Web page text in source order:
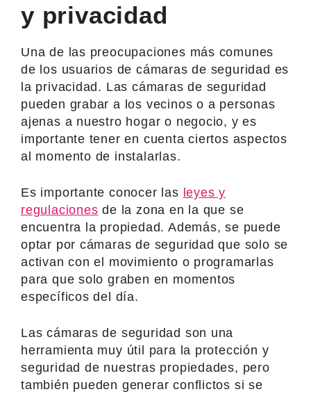
y privacidad
Una de las preocupaciones más comunes
de los usuarios de cámaras de seguridad es
la privacidad. Las cámaras de seguridad
pueden grabar a los vecinos o a personas
ajenas a nuestro hogar o negocio, y es
importante tener en cuenta ciertos aspectos
al momento de instalarlas.
Es importante conocer las leyes y
regulaciones de la zona en la que se
encuentra la propiedad. Además, se puede
optar por cámaras de seguridad que solo se
activan con el movimiento o programarlas
para que solo graben en momentos
específicos del día.
Las cámaras de seguridad son una
herramienta muy útil para la protección y
seguridad de nuestras propiedades, pero
también pueden generar conflictos si se